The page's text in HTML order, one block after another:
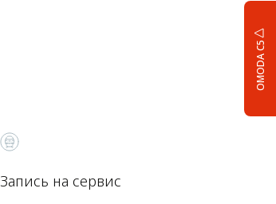
OMODA C5
Запись на сервис